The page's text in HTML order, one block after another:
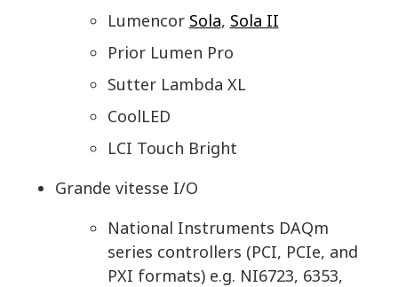
Lumencor Sola, Sola II
Prior Lumen Pro
Sutter Lambda XL
CoolLED
LCI Touch Bright
Grande vitesse I/O
National Instruments DAQm
series controllers (PCI, PCIe, and
PXI formats) e.g. NI6723, 6353,